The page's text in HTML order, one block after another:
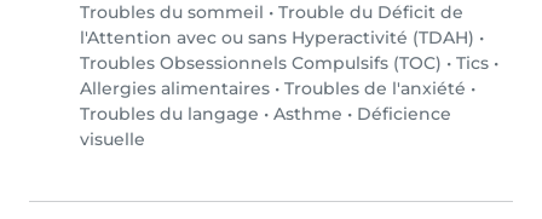
Troubles du sommeil • Trouble du Déficit de
l'Attention avec ou sans Hyperactivité (TDAH) •
Troubles Obsessionnels Compulsifs (TOC) • Tics •
Allergies alimentaires • Troubles de l'anxiété •
Troubles du langage • Asthme • Déficience
visuelle